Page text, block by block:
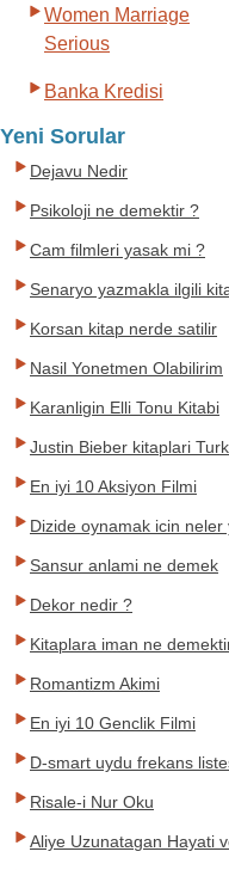
Women Marriage
Serious
Banka Kredisi
Yeni Sorular
Dejavu Nedir
Psikoloji ne demektir ?
Cam filmleri yasak mi ?
Senaryo yazmakla ilgili
Korsan kitap nerde satilir
Nasil Yonetmen Olabilirim
Karanligin Elli Tonu Kitabi
Justin Bieber kitaplari
En iyi 10 Aksiyon Filmi
Dizide oynamak icin
Sansur anlami ne demek
Dekor nedir ?
Kitaplara iman ne
Romantizm Akimi
En iyi 10 Genclik Filmi
D-smart uydu frekans
Risale-i Nur Oku
Aliye Uzunatagan Hayati